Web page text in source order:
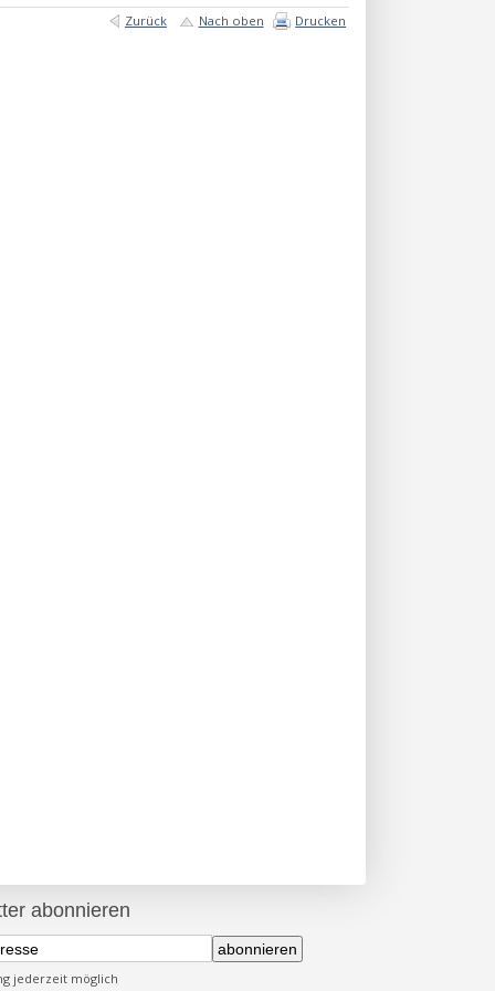
Zurück Nach oben Drucken
abonnieren
abonnieren
jederzeit möglich